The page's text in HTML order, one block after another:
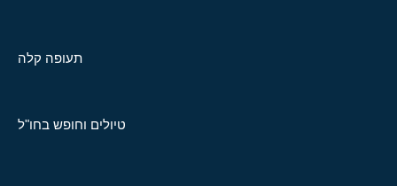
תעופה קלה
טיולים וחופש בחו"ל